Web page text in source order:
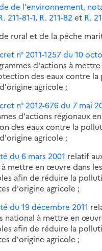
de l'environnement,
211-81-1, R. 211-82 et R.
rural et de la pêche
n° 2011-1257 du 10
d'actions à
des eaux contre la
agricole ;
n° 2012-676 du 7 mai
d'actions régionaux
des eaux contre la
agricole ;
du 6 mars 2001 relatif
mettre en œuvre dans
afin de réduire la
d'origine agricole ;
du 19 décembre 2011
national à mettre en
afin de réduire la
d'origine agricole ;